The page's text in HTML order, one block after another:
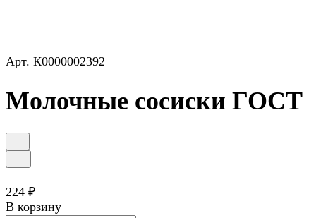
Арт. К0000002392
Молочные сосиски ГОСТ
224 ₽
В корзину